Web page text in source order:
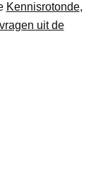
Kennisrotonde,
vragen uit de